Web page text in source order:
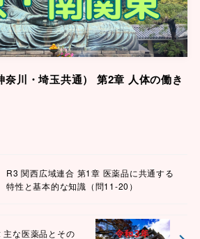
奈川・埼玉共通） 第2章 人体の働き
R3 関西広域連合 第1章 医薬品に共通する
特性と基本的な知識（問11-20）
な医薬品とその